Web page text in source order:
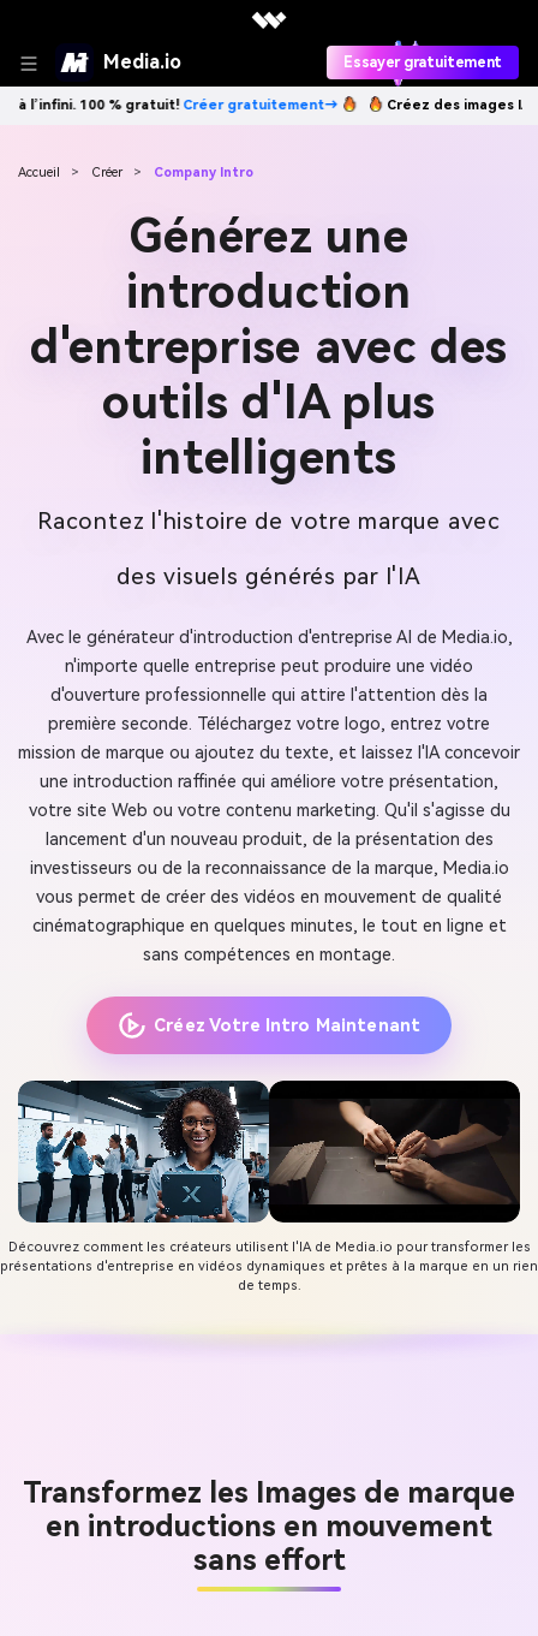
Media.io Essayer gratuitement
Créez des images IA à l’infini. 100 % gratuit!Créer gratuitement→
Accueil > Créer > Company Intro
Générez une
introduction
d'entreprise avec des
outils d'IA plus
intelligents
Racontez l'histoire de votre marque avec
des visuels générés par l'IA
Avec le générateur d'introduction d'entreprise AI de Media.io,
n'importe quelle entreprise peut produire une vidéo
d'ouverture professionnelle qui attire l'attention dès la
première seconde. Téléchargez votre logo, entrez votre
mission de marque ou ajoutez du texte, et laissez l'IA concevoir
une introduction raffinée qui améliore votre présentation,
votre site Web ou votre contenu marketing. Qu'il s'agisse du
lancement d'un nouveau produit, de la présentation des
investisseurs ou de la reconnaissance de la marque, Media.io
vous permet de créer des vidéos en mouvement de qualité
cinématographique en quelques minutes, le tout en ligne et
sans compétences en montage.
Créez Votre Intro Maintenant
Découvrez comment les créateurs utilisent l'IA de Media.io pour transformer les
présentations d'entreprise en vidéos dynamiques et prêtes à la marque en un rien
de temps.
Transformez les Images de marque
en introductions en mouvement
sans effort